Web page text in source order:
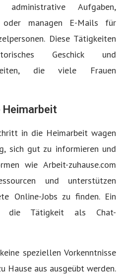
administrative Aufgaben,
oder managen E-Mails für
Diese Tätigkeiten
Geschick und
die viele Frauen
Heimarbeit
in die Heimarbeit wagen
sich gut zu informieren und
wie Arbeit-zuhause.com
und unterstützen
Online-Jobs zu finden. Ein
die Tätigkeit als Chat-
speziellen Vorkenntnisse
Hause aus ausgeübt werden.